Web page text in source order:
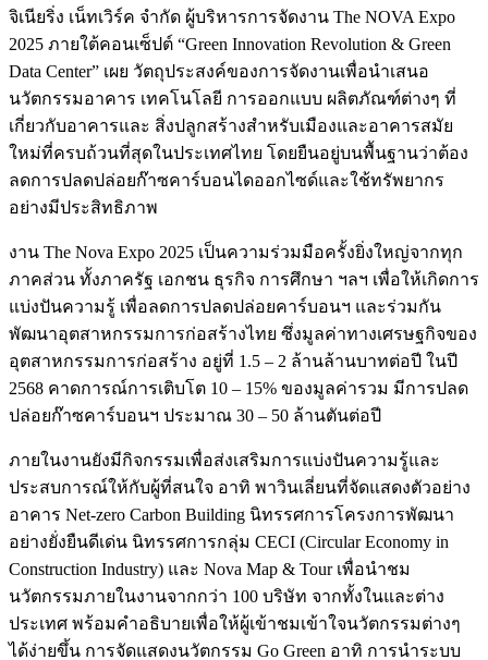
จิเนียริ่ง เน็ทเวิร์ค จำกัด ผู้บริหารการจัดงาน The NOVA Expo
2025 ภายใต้คอนเซ็ปต์ “Green Innovation Revolution & Green
Data Center” เผย วัตถุประสงค์ของการจัดงานเพื่อนำเสนอ
นวัตกรรมอาคาร เทคโนโลยี การออกแบบ ผลิตภัณฑ์ต่างๆ ที่
เกี่ยวกับอาคารและ สิ่งปลูกสร้างสำหรับเมืองและอาคารสมัย
ใหม่ที่ครบถ้วนที่สุดในประเทศไทย โดยยืนอยู่บนพื้นฐานว่าต้อง
ลดการปลดปล่อยก๊าซคาร์บอนไดออกไซด์และใช้ทรัพยากร
อย่างมีประสิทธิภาพ
งาน The Nova Expo 2025 เป็นความร่วมมือครั้งยิ่งใหญ่จากทุก
ภาคส่วน ทั้งภาครัฐ เอกชน ธุรกิจ การศึกษา ฯลฯ เพื่อให้เกิดการ
แบ่งปันความรู้ เพื่อลดการปลดปล่อยคาร์บอนฯ และร่วมกัน
พัฒนาอุตสาหกรรมการก่อสร้างไทย ซึ่งมูลค่าทางเศรษฐกิจของ
อุตสาหกรรมการก่อสร้าง อยู่ที่ 1.5 – 2 ล้านล้านบาทต่อปี ในปี
2568 คาดการณ์การเติบโต 10 – 15% ของมูลค่ารวม มีการปลด
ปล่อยก๊าซคาร์บอนฯ ประมาณ 30 – 50 ล้านตันต่อปี
ภายในงานยังมีกิจกรรมเพื่อส่งเสริมการแบ่งปันความรู้และ
ประสบการณ์ให้กับผู้ที่สนใจ อาทิ พาวินเลี่ยนที่จัดแสดงตัวอย่าง
อาคาร Net-zero Carbon Building นิทรรศการโครงการพัฒนา
อย่างยั่งยืนดีเด่น นิทรรศการกลุ่ม CECI (Circular Economy in
Construction Industry) และ Nova Map & Tour เพื่อนำชม
นวัตกรรมภายในงานจากกว่า 100 บริษัท จากทั้งในและต่าง
ประเทศ พร้อมคำอธิบายเพื่อให้ผู้เข้าชมเข้าใจนวัตกรรมต่างๆ
ได้ง่ายขึ้น การจัดแสดงนวัตกรรม Go Green อาทิ การนำระบบ